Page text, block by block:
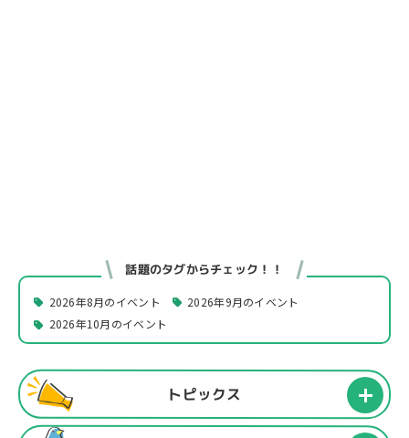
話題のタグからチェック！！
2026年8月のイベント
2026年9月のイベント
2026年10月のイベント
トピックス